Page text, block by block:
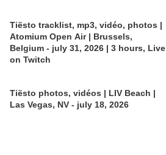
Tiësto tracklist, mp3, vidéo, photos |
Atomium Open Air | Brussels,
Belgium - july 31, 2026 | 3 hours, Live
on Twitch
Tiësto photos, vidéos | LIV Beach |
Las Vegas, NV - july 18, 2026